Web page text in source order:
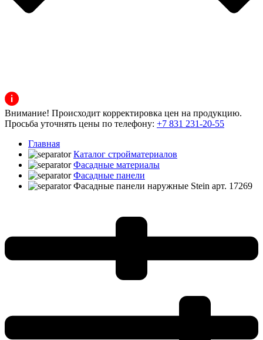
Внимание! Происходит корректировка цен на продукцию.
Просьба уточнять цены по телефону: +7 831 231-20-55
Главная
Каталог стройматериалов
Фасадные материалы
Фасадные панели
Фасадные панели наружные Stein арт. 17269